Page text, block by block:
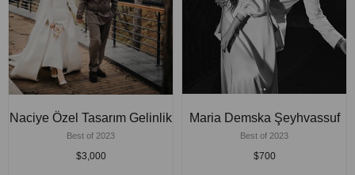
Naciye Özel Tasarım Gelinlik
Best of 2023
$3,000
Maria Demska Şeyhvassuf
Best of 2023
$700